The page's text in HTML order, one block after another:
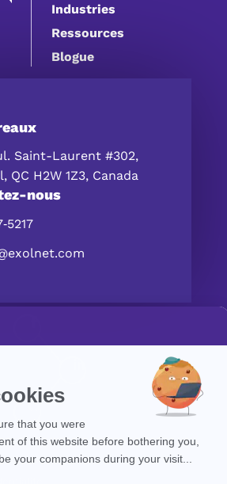
Industries
Ressources
Blogue
Saint-Laurent #302,
QC H2W 1Z3, Canada
nous
droits réservés.